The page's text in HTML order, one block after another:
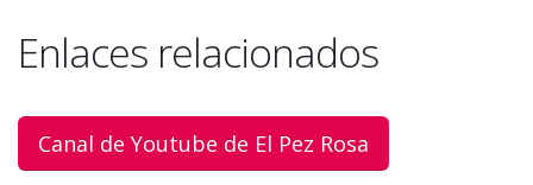
Enlaces relacionados
Canal de Youtube de El Pez Rosa